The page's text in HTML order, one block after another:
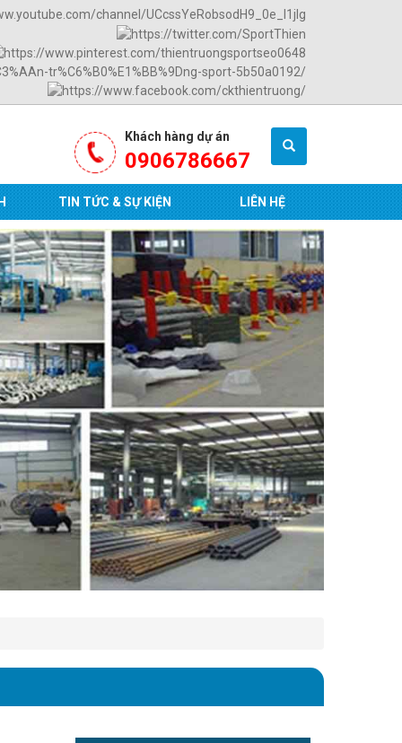
Khách hàng dự án
0906786667
TIN TỨC & SỰ KIỆN LIÊN HỆ